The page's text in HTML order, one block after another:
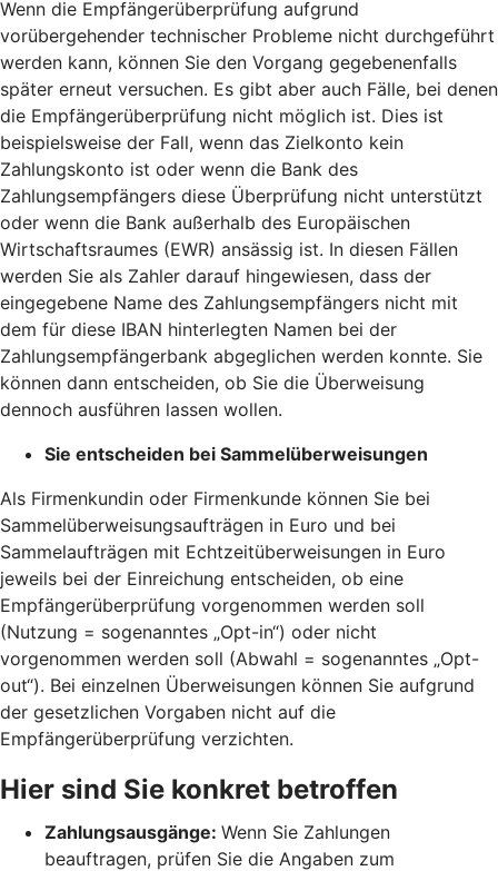
Wenn die Empfängerüberprüfung aufgrund
vorübergehender technischer Probleme nicht durchgeführt
werden kann, können Sie den Vorgang gegebenenfalls
später erneut versuchen. Es gibt aber auch Fälle, bei denen
die Empfängerüberprüfung nicht möglich ist. Dies ist
beispielsweise der Fall, wenn das Zielkonto kein
Zahlungskonto ist oder wenn die Bank des
Zahlungsempfängers diese Überprüfung nicht unterstützt
oder wenn die Bank außerhalb des Europäischen
Wirtschaftsraumes (EWR) ansässig ist. In diesen Fällen
werden Sie als Zahler darauf hingewiesen, dass der
eingegebene Name des Zahlungsempfängers nicht mit
dem für diese IBAN hinterlegten Namen bei der
Zahlungsempfängerbank abgeglichen werden konnte. Sie
können dann entscheiden, ob Sie die Überweisung
dennoch ausführen lassen wollen.
Sie entscheiden bei Sammelüberweisungen
Als Firmenkundin oder Firmenkunde können Sie bei
Sammelüberweisungsaufträgen in Euro und bei
Sammelaufträgen mit Echtzeitüberweisungen in Euro
jeweils bei der Einreichung entscheiden, ob eine
Empfängerüberprüfung vorgenommen werden soll
(Nutzung = sogenanntes „Opt-in“) oder nicht
vorgenommen werden soll (Abwahl = sogenanntes „Opt-
out“). Bei einzelnen Überweisungen können Sie aufgrund
der gesetzlichen Vorgaben nicht auf die
Empfängerüberprüfung verzichten.
Hier sind Sie konkret betroffen
Zahlungsausgänge: Wenn Sie Zahlungen
beauftragen, prüfen Sie die Angaben zum